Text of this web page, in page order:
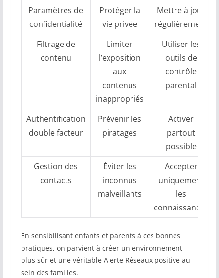
Paramètres de
confidentialité
Protéger la
vie privée
Mettre à jour
régulièrement
Filtrage de
contenu
Limiter
l’exposition
aux
contenus
inappropriés
Utiliser les
outils de
contrôle
parental
Authentification
double facteur
Prévenir les
piratages
Activer
partout
possible
Gestion des
contacts
Éviter les
inconnus
malveillants
Accepter
uniquement
les
connaissances
En sensibilisant enfants et parents à ces bonnes
pratiques, on parvient à créer un environnement
plus sûr et une véritable Alerte Réseaux positive au
sein des familles.